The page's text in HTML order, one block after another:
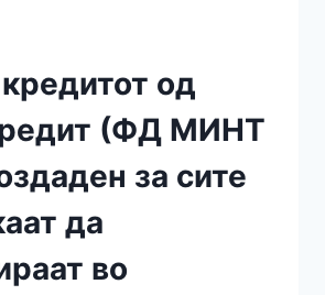
од
(ФД МИНТ
за сите
да
во